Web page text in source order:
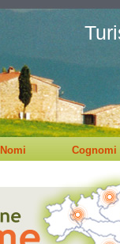
Nomi Cognomi